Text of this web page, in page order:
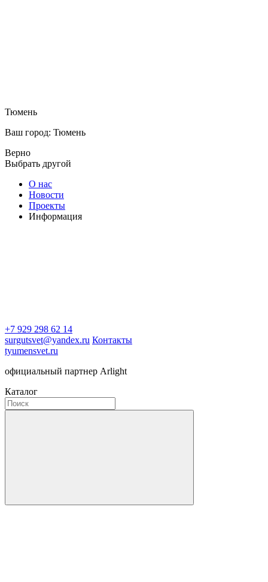
Тюмень
Ваш город: Тюмень
Верно
Выбрать другой
О нас
Новости
Проекты
Информация
+7 929 298 62 14
surgutsvet@yandex.ru Контакты
tyumensvet.ru
официальный партнер Arlight
Каталог